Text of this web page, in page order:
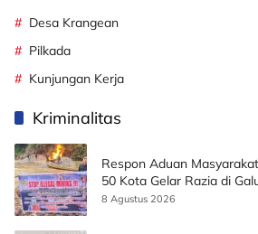
Desa Krangean
Pilkada
Kunjungan Kerja
Kriminalitas
Respon Aduan
50 Kota Gelar Razia di
8 Agustus 2026